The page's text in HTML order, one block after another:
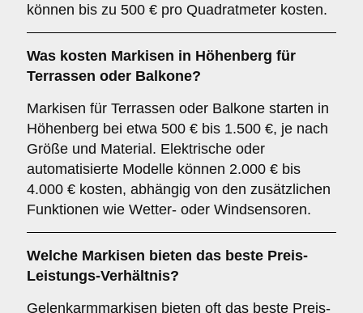
können bis zu 500 € pro Quadratmeter kosten.
Was kosten Markisen in Höhenberg für
Terrassen oder Balkone?
Markisen für Terrassen oder Balkone starten in
Höhenberg bei etwa 500 € bis 1.500 €, je nach
Größe und Material. Elektrische oder
automatisierte Modelle können 2.000 € bis
4.000 € kosten, abhängig von den zusätzlichen
Funktionen wie Wetter- oder Windsensoren.
Welche Markisen bieten das beste Preis-
Leistungs-Verhältnis?
Gelenkarmmarkisen bieten oft das beste Preis-